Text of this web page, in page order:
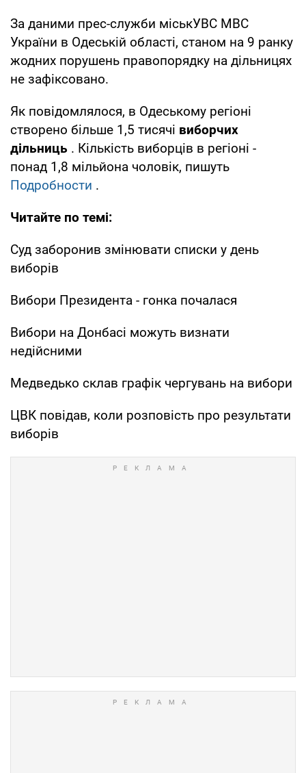
За даними прес-служби міськУВС МВС
України в Одеській області, станом на 9 ранку
жодних порушень правопорядку на дільницях
не зафіксовано.
Як повідомлялося, в Одеському регіоні
створено більше 1,5 тисячі виборчих
дільниць . Кількість виборців в регіоні -
понад 1,8 мільйона чоловік, пишуть
Подробности .
Читайте по темі:
Суд заборонив змінювати списки у день
виборів
Вибори Президента - гонка почалася
Вибори на Донбасі можуть визнати
недійсними
Медведько склав графік чергувань на вибори
ЦВК повідав, коли розповість про результати
виборів